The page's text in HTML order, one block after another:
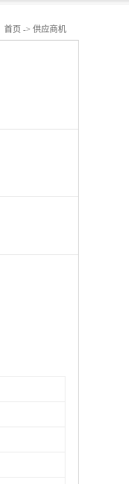
首页 -> 供应商机